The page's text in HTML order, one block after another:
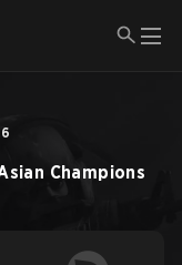
Champions